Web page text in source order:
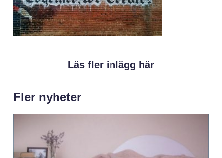
Läs fler inlägg här
Fler nyheter